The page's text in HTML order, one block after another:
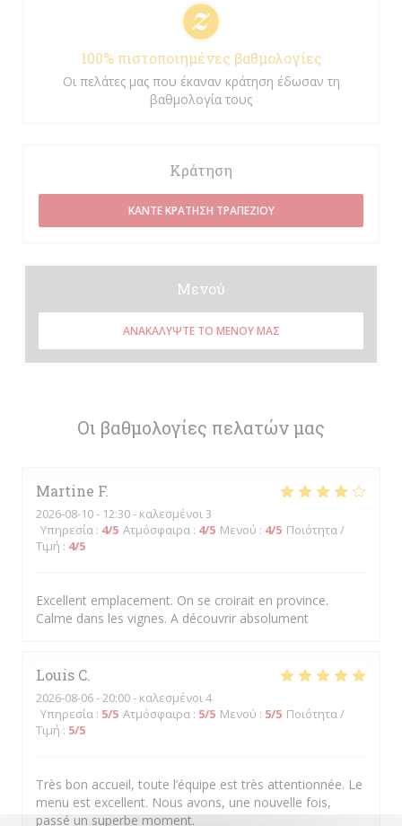
Οι βαθμολογίες πελατών μας
Martine F
2026-08-10- 12:30 - καλεσμένοι 3
Υπηρεσία : 4/5 Ατμόσφαιρα : 4/5 Μενού : 4/5 Ποιότητα /
Τιμή : 4/5
Excellent emplacement. On se croirait en province.
Calme dans les vignes. A découvrir absolument
Louis C
2026-08-06- 20:00 - καλεσμένοι 4
Υπηρεσία : 5/5 Ατμόσφαιρα : 5/5 Μενού : 5/5 Ποιότητα /
Τιμή : 5/5
Très bon accueil, toute l’équipe est très attentionnée. Le
menu est excellent. Nous avons, une nouvelle fois,
passé un superbe moment.
100% πιστοποιημένες βαθμολογίες
Οι πελάτες μας που έκαναν κράτηση έδωσαν τη
βαθμολογία τους
Κράτηση
ΚΆΝΤΕ ΚΡΆΤΗΣΗ ΤΡΑΠΕΖΙΟΎ
Μενού
ΑΝΑΚΑΛΎΨΤΕ ΤΟ ΜΕΝΟΎ ΜΑΣ